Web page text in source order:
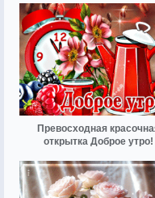
Превосходная
открытка Доброе утро!